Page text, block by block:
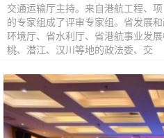
交通运输厅主持。来自港航工程、
的专家组成了评审专家组。省发展
环境厅、省水利厅、省港航事业发
桃、潜江、汉川等地的政法委、交